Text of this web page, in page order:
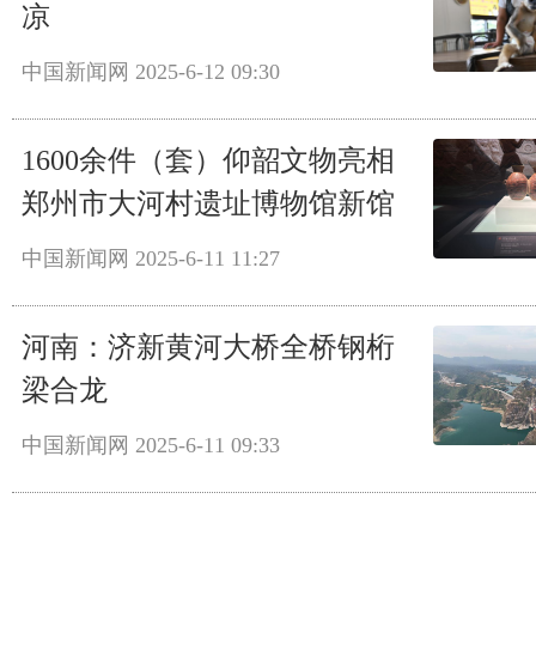
凉
中国新闻网 2025-6-12 09:30
1600余件（套）仰韶文物亮相
郑州市大河村遗址博物馆新馆
中国新闻网 2025-6-11 11:27
河南：济新黄河大桥全桥钢桁
梁合龙
中国新闻网 2025-6-11 09:33